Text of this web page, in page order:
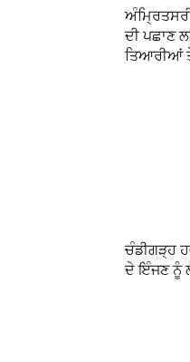
ਦੀ ਪਛਾਣ
ਤਿਆਰੀਆਂ
ਚੰਡੀਗੜ੍ਹ
ਦੇ ਇੰਜਣ ਨੂੰ